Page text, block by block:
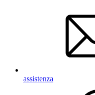
assistenza